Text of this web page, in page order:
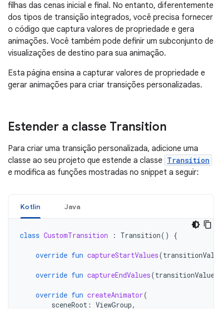
filhas das cenas inicial e final. No entanto, diferentemente
dos tipos de transição integrados, você precisa fornecer
o código que captura valores de propriedade e gera
animações. Você também pode definir um subconjunto de
visualizações de destino para sua animação.
Esta página ensina a capturar valores de propriedade e
gerar animações para criar transições personalizadas.
Estender a classe Transition
Para criar uma transição personalizada, adicione uma
classe ao seu projeto que estende a classe Transition
e modifica as funções mostradas no snippet a seguir:
Kotlin Java
class CustomTransition : Transition() {
override fun captureStartValues(
override fun captureEndValues(transitionValues
override fun createAnimator(
sceneRoot : ViewGroup,